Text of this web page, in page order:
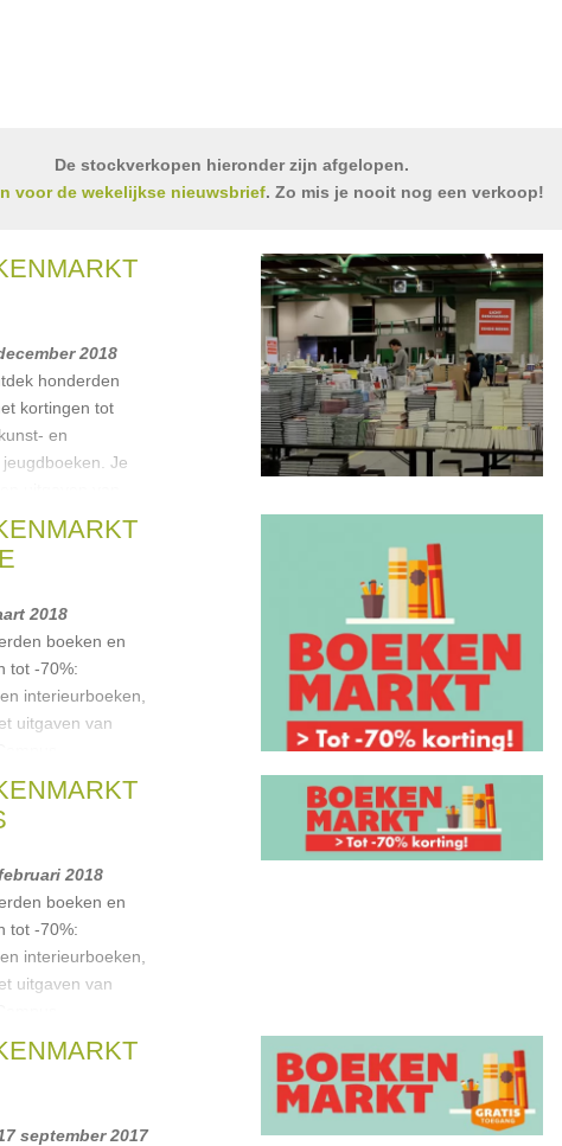
De stockverkopen hieronder zijn afgelopen.
voor de wekelijkse nieuwsbrief. Zo mis je nooit nog een verkoop!
2018
honderden
kortingen tot
en
jeugdboeken. Je
uitgaven van
,Uitgeverij
,Meulenhoff , ...
2018
boeken en
tot -70%:
interieurboeken,
uitgaven van
Stilton
2018
boeken en
tot -70%:
interieurboeken,
uitgaven van
Stilton
september 2017